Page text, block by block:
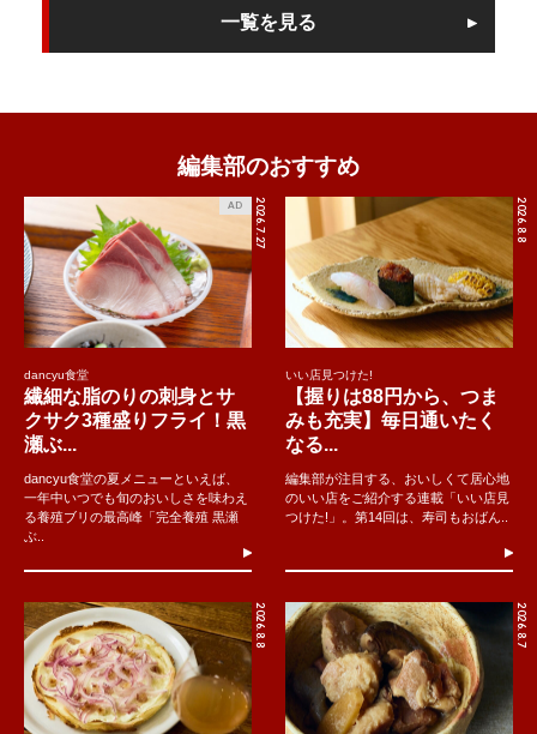
一覧を見る
編集部のおすすめ
2026.7.27
AD
dancyu食堂
繊細な脂のりの刺身とサ
クサク3種盛りフライ！黒
瀬ぶ...
dancyu食堂の夏メニューといえば、
一年中いつでも旬のおいしさを味わえ
る養殖ブリの最高峰「完全養殖 黒瀬
ぶ..
2026.8.8
いい店見つけた!
【握りは88円から、つま
みも充実】毎日通いたく
なる...
編集部が注目する、おいしくて居心地
のいい店をご紹介する連載「いい店見
つけた!」。第14回は、寿司もおばん..
2026.8.8 2026.8.7